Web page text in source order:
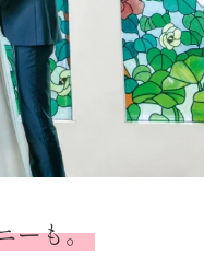
ーも。